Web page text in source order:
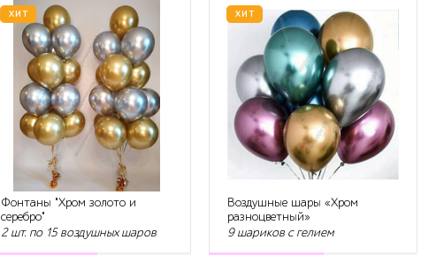
ХИТ
Фонтаны "Хром золото и
серебро"
2 шт. по 15 воздушных шаров
ХИТ
Воздушные шары «Хром
разноцветный»
9 шариков с гелием